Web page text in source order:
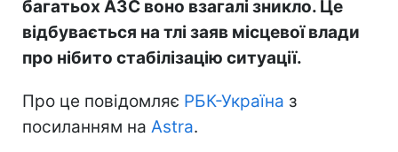
багатьох АЗС воно взагалі зникло. Це
відбувається на тлі заяв місцевої влади
про нібито стабілізацію ситуації.
Про це повідомляє РБК-Україна з
посиланням на Astra.